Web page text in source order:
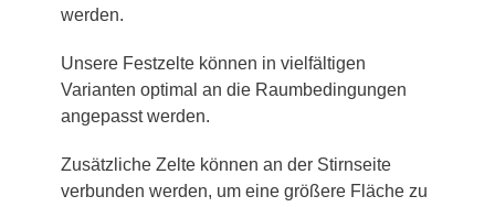
werden.
Unsere Festzelte können in vielfältigen
Varianten optimal an die Raumbedingungen
angepasst werden.
Zusätzliche Zelte können an der Stirnseite
verbunden werden, um eine größere Fläche zu